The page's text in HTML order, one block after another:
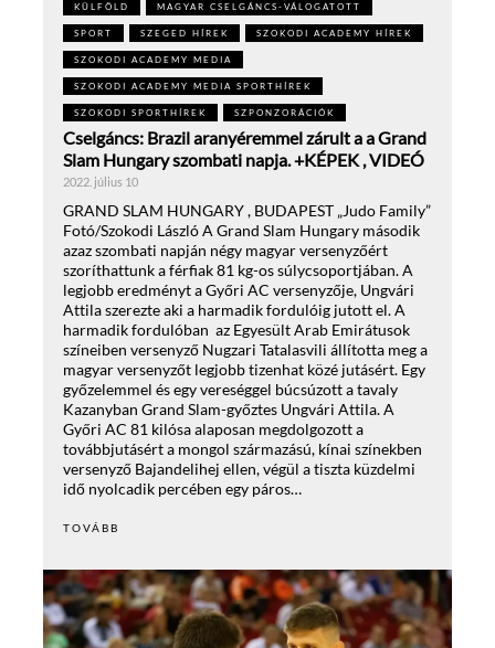
KÜLFÖLD MAGYAR CSELGÁNCS-VÁLOGATOTT
SPORT SZEGED HÍREK SZOKODI ACADEMY HÍREK
SZOKODI ACADEMY MEDIA
SZOKODI ACADEMY MEDIA SPORTHÍREK
SZOKODI SPORTHÍREK SZPONZORÁCIÓK
Cselgáncs: Brazil aranyéremmel zárult a a Grand
Slam Hungary szombati napja. +KÉPEK , VIDEÓ
2022. július 10
GRAND SLAM HUNGARY , BUDAPEST „Judo Family”
Fotó/Szokodi László A Grand Slam Hungary második
azaz szombati napján négy magyar versenyzőért
szoríthattunk a férfiak 81 kg-os súlycsoportjában. A
legjobb eredményt a Győri AC versenyzője, Ungvári
Attila szerezte aki a harmadik fordulóig jutott el. A
harmadik fordulóban az Egyesült Arab Emirátusok
színeiben versenyző Nugzari Tatalasvili állította meg a
magyar versenyzőt legjobb tizenhat közé jutásért. Egy
győzelemmel és egy vereséggel búcsúzott a tavaly
Kazanyban Grand Slam-győztes Ungvári Attila. A
Győri AC 81 kilósa alaposan megdolgozott a
továbbjutásért a mongol származású, kínai színekben
versenyző Bajandelihej ellen, végül a tiszta küzdelmi
idő nyolcadik percében egy páros…
TOVÁBB